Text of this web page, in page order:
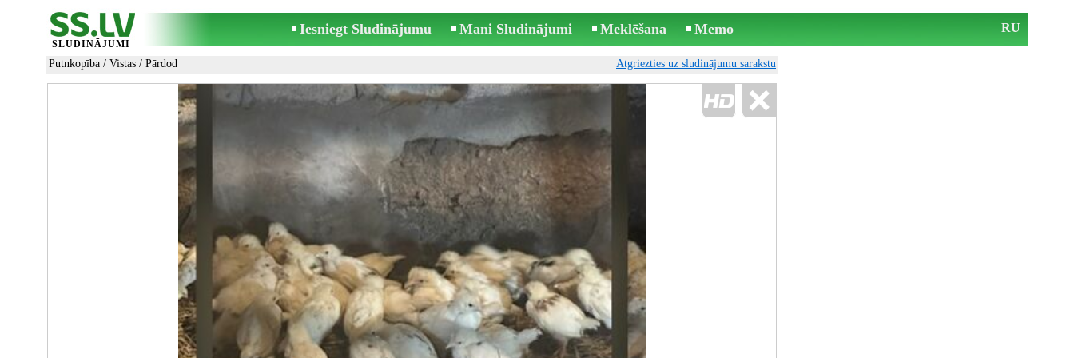
SLUDINĀJUMI
Iesniegt Sludinājumu Mani Sludinājumi Meklēšana Memo RU
Putnkopība / Vistas / Pārdod Atgriezties uz sludinājumu sarakstu